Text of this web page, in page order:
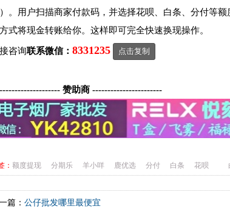
。用户扫描商家付款码，并选择花呗、白条、分付等
式将现金转账给你。这样即可完全快速换现操作。
咨询联系微信： 8331235 点击复制
赞助商 -----------------------
： 额度提现 分期乐 羊小咩 鹿优选 分付 白条 花呗
篇： 公仔批发哪里最便宜